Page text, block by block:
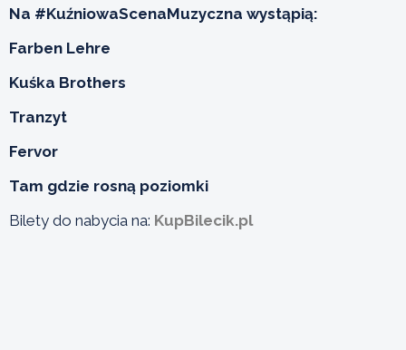
Na #KuźniowaScenaMuzyczna wystąpią:
Farben Lehre
Kuśka Brothers
Tranzyt
Fervor
Tam gdzie rosną poziomki
Bilety do nabycia na: KupBilecik.pl